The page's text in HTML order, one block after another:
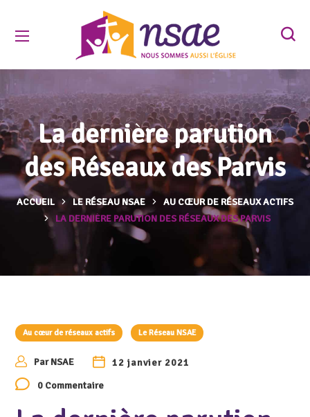
La dernière parution
des Réseaux des Parvis
ACCUEIL LE RÉSEAU NSAE
AU CŒUR DE RÉSEAUX ACTIFS
LA DERNIÈRE PARUTION DES RÉSEAUX DES PARVIS
Au cœur de réseaux actifs Le Réseau NSAE
ParNSAE
12 janvier 2021
0 Commentaire